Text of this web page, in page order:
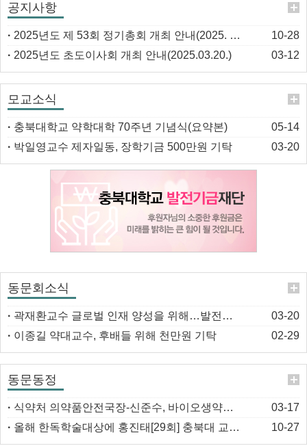
공지사항
· 2025년도 제 53회 정기총회 개최 안내(2025. 11. 8.)
10-28
· 2025년도 초도이사회 개최 안내(2025.03.20.) 03-12
모교소식
· 충북대학교 약학대학 70주년 기념식(요약본)
05-14
· 박일영교수 제자일동, 장학기금 500만원 기탁 03-20
동문회소식
· 곽재환교수 글로벌 인재 양성을 위해…발전기금 1천만원 기탁
03-20
· 이종길 약대교수, 후배들 위해 천만원 기탁 02-29
동문동정
· 식약처 의약품안전국장-신준수, 바이오생약국장-안영진(32회)
03-17
· 올해 한독학술대상에 홍진태[29회] 충북대 교수 선정 10-27